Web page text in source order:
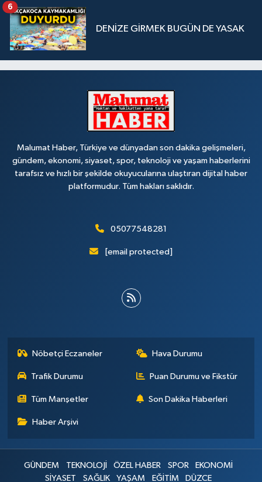
DENİZE GİRMEK BUGÜN DE YASAK
6
Malumat Haber, Türkiye ve dünyadan son dakika gelişmeleri,
gündem, ekonomi, siyaset, spor, teknoloji ve yaşam haberlerini
tarafsız ve hızlı bir şekilde okuyucularına ulaştıran dijital haber
platformudur. Tüm hakları saklıdır.
05077548281
[email protected]
Nöbetçi Eczaneler Hava Durumu
Trafik Durumu Puan Durumu ve Fikstür
Tüm Manşetler Son Dakika Haberleri
Haber Arşivi
GÜNDEM TEKNOLOJİ ÖZEL HABER SPOR
EKONOMİ
SİYASET
SAĞLIK YAŞAM EĞİTİM DÜZCE